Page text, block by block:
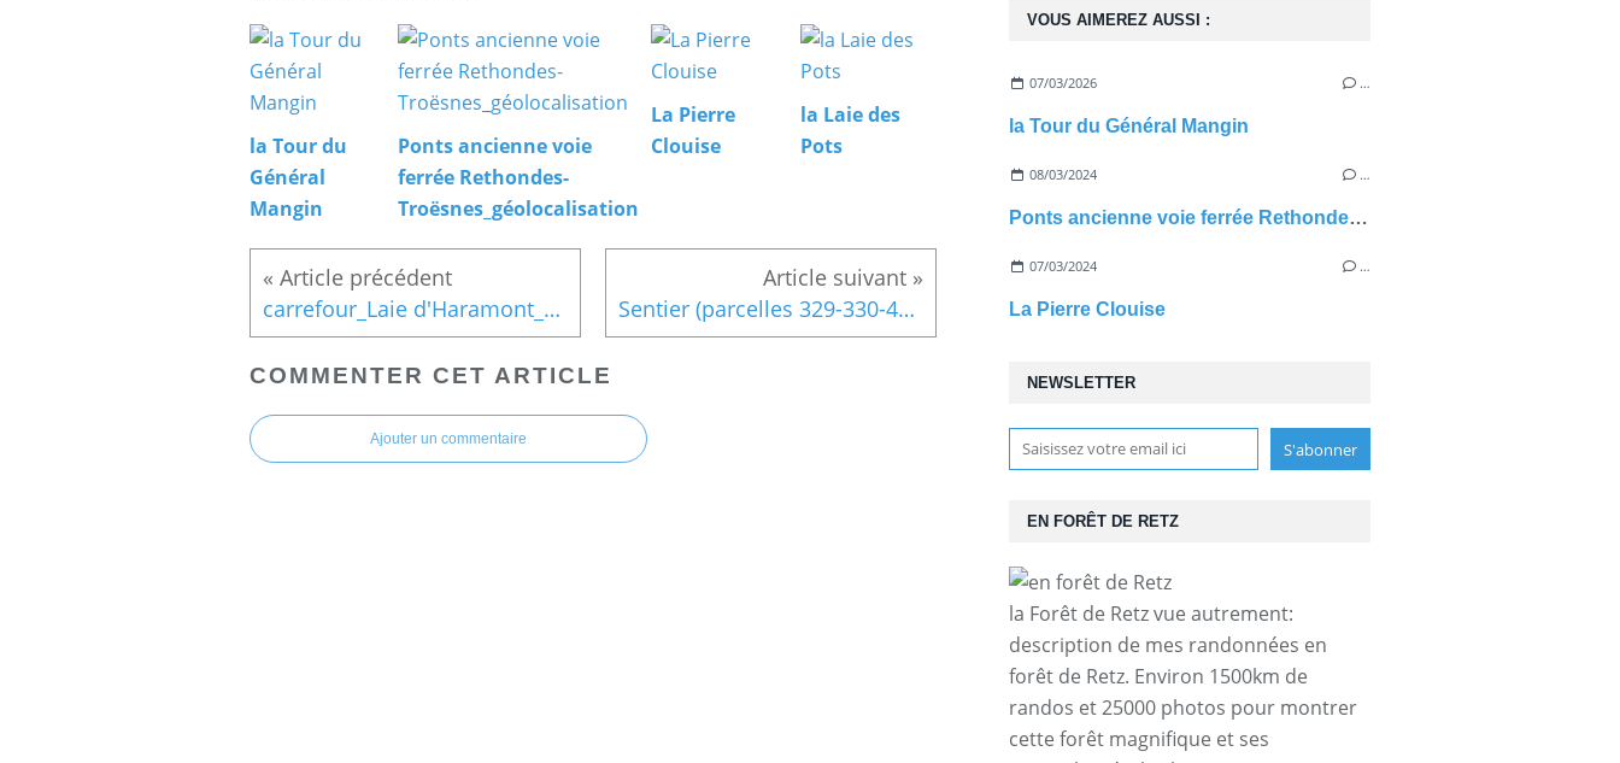
la Tour du
Général
Mangin
Ponts ancienne voie
ferrée Rethondes-
Troësnes_géolocalisation
La Pierre
Clouise
la Laie des
Pots
carrefour_Laie d'Haramont_Sentier (parcelle 435) Sentier (parcelles 329-330-455-437-436-433)
COMMENTER CET ARTICLE
Ajouter un commentaire
NEWSLETTER
EN FORÊT DE RETZ
la Forêt de Retz vue autrement:
description de mes randonnées en
forêt de Retz. Environ 1500km de
randos et 25000 photos pour montrer
cette forêt magnifique et ses
VOUS AIMEREZ AUSSI :
07/03/2026 …
la Tour du Général Mangin
08/03/2024 …
Ponts ancienne voie ferrée Rethondes-Troësnes_géolocalisation
07/03/2024 …
La Pierre Clouise